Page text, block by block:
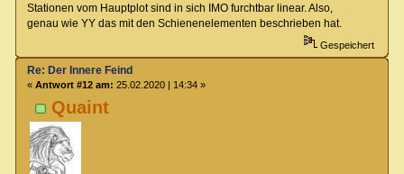
Stationen vom Hauptplot sind in sich IMO furchtbar linear. Also,
genau wie YY das mit den Schienenelementen beschrieben hat.
Gespeichert
Quaint
Re: Der Innere Feind
« Antwort #12 am: 25.02.2020 | 14:34 »